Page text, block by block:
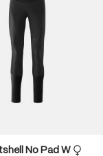
No Pad W